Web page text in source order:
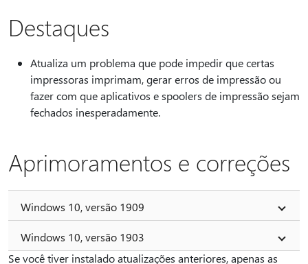
Destaques
Atualiza um problema que pode impedir que certas
impressoras imprimam, gerar erros de impressão ou
fazer com que aplicativos e spoolers de impressão sejam
fechados inesperadamente.
Aprimoramentos e correções
Windows 10, versão 1909
Windows 10, versão 1903
Se você tiver instalado atualizações anteriores, apenas as